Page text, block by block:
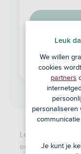
Goed
je
Lees voordat je
eerst
de
Leuk
We willen
cookies
partners
personaliseren
Je kunt je